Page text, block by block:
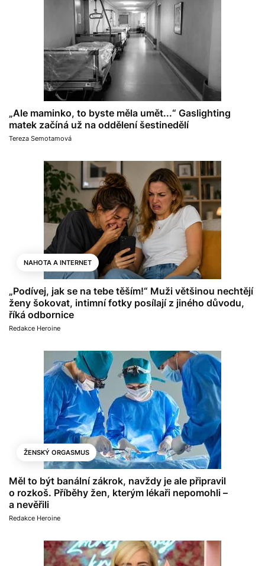
„Ale maminko, to byste měla umět...“ Gaslighting
matek začíná už na oddělení šestinedělí
Tereza Semotamová
NAHOTA A INTERNET
„Podívej, jak se na tebe těším!“ Muži většinou nechtějí
ženy šokovat, intimní fotky posílají z jiného důvodu,
říká odbornice
Redakce Heroine
ŽENSKÝ ORGASMUS
Měl to být banální zákrok, navždy je ale připravil
o rozkoš. Příběhy žen, kterým lékaři nepomohli –
a nevěřili
Redakce Heroine